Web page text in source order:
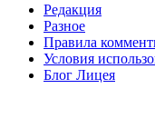
Редакция
Разное
Правила
Условия
Блог Лицея